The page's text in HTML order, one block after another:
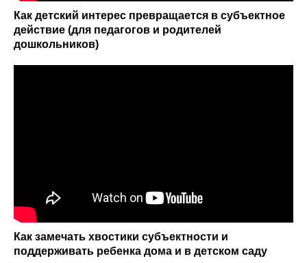
Как детский интерес превращается в субъектное
действие (для педагогов и родителей
дошкольников)
Как замечать хвостики субъектности и
поддерживать ребенка дома и в детском саду